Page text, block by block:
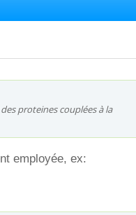
proteines couplées à la
employée, ex: